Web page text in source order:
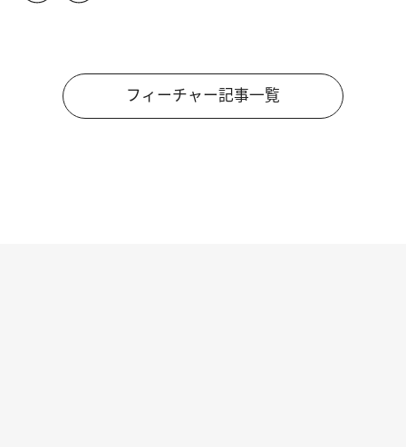
フィーチャー記事一覧